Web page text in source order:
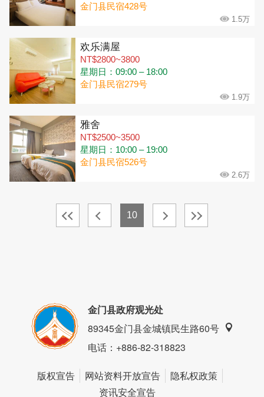
金门县民宿428号
1.5万
欢乐满屋
NT$2800~3800
星期日：09:00 – 18:00
金门县民宿279号
1.9万
雅舍
NT$2500~3500
星期日：10:00 – 19:00
金门县民宿526号
2.6万
10
金门县政府观光处
89345金门县金城镇民生路60号
电话：+886-82-318823
版权宣告 网站资料开放宣告
隐私权政策
资讯安全宣告